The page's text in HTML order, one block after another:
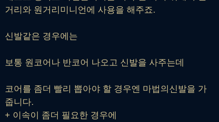
거리와 원거리미니언에 사용을 해주죠.
신발같은 경우에는
보통 원코어나 반코어 나오고 신발을 사주는데
코어를 좀더 빨리 뽑아야 할 경우엔 마법의신발을 가
줍니다.
+ 이속이 좀더 필요한 경우에